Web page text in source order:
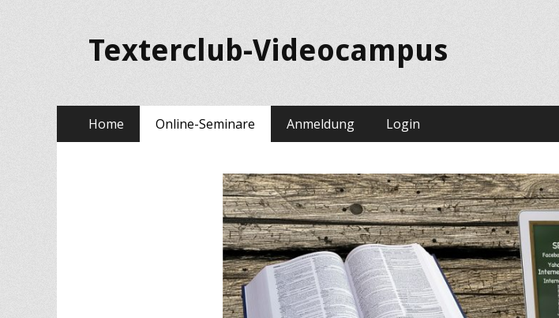
Texterclub-Videocampus
Primäres Menü
Springe
zum
Home Online-Seminare Anmeldung Login